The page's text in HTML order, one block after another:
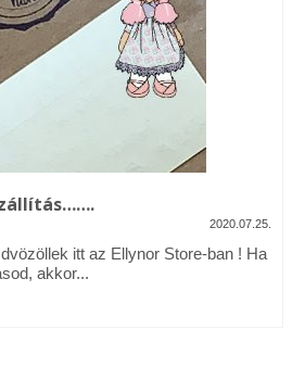
velem is találkozhattál…
kellékek
tájékoztató
Feltételek
2020.07.25.
itt az Ellynor Store-ban ! Ha
akkor...